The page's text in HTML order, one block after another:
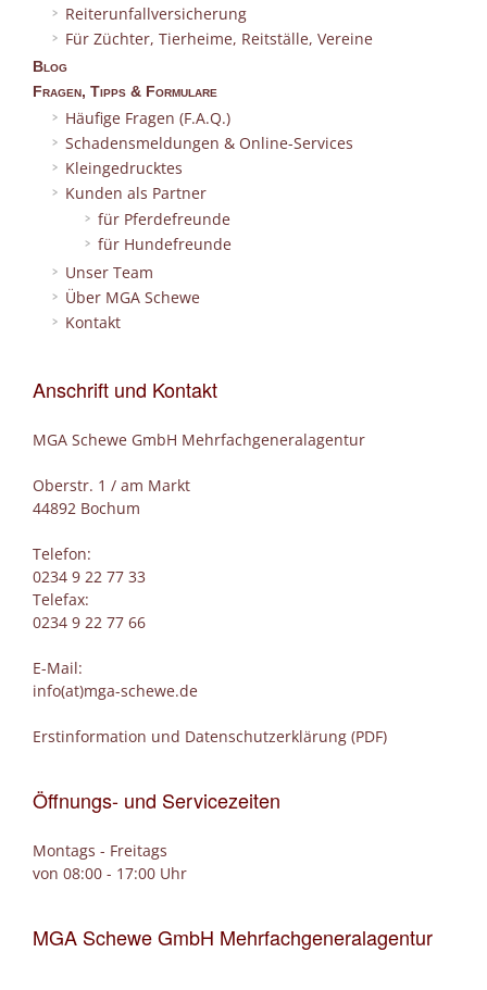
Reiterunfallversicherung
Für Züchter, Tierheime, Reitställe, Vereine
Blog
Fragen, Tipps & Formulare
Häufige Fragen (F.A.Q.)
Schadensmeldungen & Online-Services
Kleingedrucktes
Kunden als Partner
für Pferdefreunde
für Hundefreunde
Unser Team
Über MGA Schewe
Kontakt
Anschrift und Kontakt
MGA Schewe GmbH Mehrfachgeneralagentur
Oberstr. 1 / am Markt
44892 Bochum
Telefon:
0234 9 22 77 33
Telefax:
0234 9 22 77 66
E-Mail:
info(at)mga-schewe.de
Erstinformation und Datenschutzerklärung (PDF)
Öffnungs- und Servicezeiten
Montags - Freitags
von 08:00 - 17:00 Uhr
MGA Schewe GmbH Mehrfachgeneralagentur